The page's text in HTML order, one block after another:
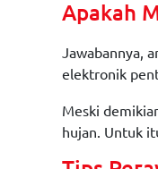
Apakah
Jawabannya,
elektronik
Meski
hujan. Untuk